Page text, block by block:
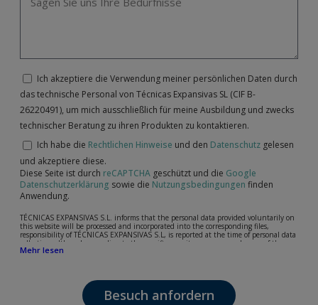
Ich akzeptiere die Verwendung meiner persönlichen Daten durch
das technische Personal von Técnicas Expansivas SL (CIF B-
26220491), um mich ausschließlich für meine Ausbildung und zwecks
technischer Beratung zu ihren Produkten zu kontaktieren.
Ich habe die Rechtlichen Hinweise und den Datenschutz gelesen
und akzeptiere diese.
Diese Seite ist durch reCAPTCHA geschützt und die Google
Datenschutzerklärung sowie die Nutzungsbedingungen finden
Anwendung.
TÉCNICAS EXPANSIVAS S.L. informs that the personal data provided voluntarily on
this website will be processed and incorporated into the corresponding files,
responsibility of TÉCNICAS EXPANSIVAS S.L, is reported at the time of personal data
collection, although, according to the specific case, its purpose may be any of the
following: attention to your referred request, complaint or question, established
The data in our files are strictly confidential and shall be treated with the utmost
confidentiality and shall comply with all the requirements provided for the General
Mehr lesen
Besuch anfordern